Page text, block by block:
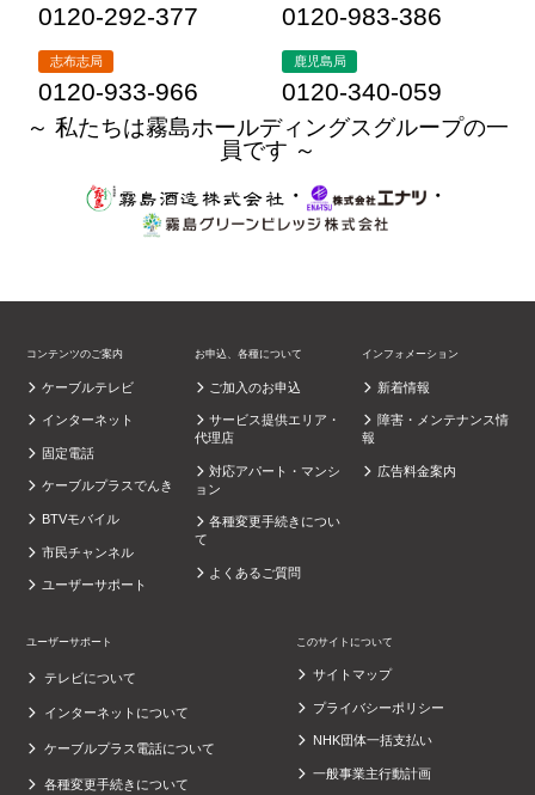
0120-292-377 0120-983-386
志布志局
0120-933-966
鹿児島局
0120-340-059
～ 私たちは霧島ホールディングスグループの一
員です ～
・
・
コンテンツのご案内
ケーブルテレビ
インターネット
固定電話
ケーブルプラスでんき
BTVモバイル
市民チャンネル
ユーザーサポート
お申込、各種について
ご加入のお申込
サービス提供エリア・
代理店
対応アパート・マンシ
ョン
各種変更手続きについ
て
よくあるご質問
インフォメーション
新着情報
障害・メンテナンス情
報
広告料金案内
ユーザーサポート
テレビについて
インターネットについて
ケーブルプラス電話について
各種変更手続きについて
このサイトについて
サイトマップ
プライバシーポリシー
NHK団体一括支払い
一般事業主行動計画